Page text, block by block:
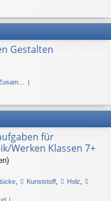
Gestalten
für
Werken Klassen 7+
, Kunststoff, Holz